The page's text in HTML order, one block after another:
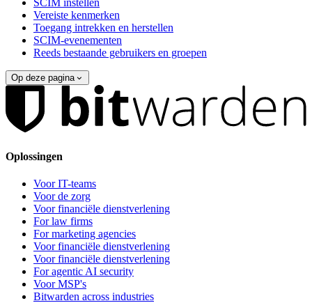
SCIM instellen
Vereiste kenmerken
Toegang intrekken en herstellen
SCIM-evenementen
Reeds bestaande gebruikers en groepen
Op deze pagina
Oplossingen
Voor IT-teams
Voor de zorg
Voor financiële dienstverlening
For law firms
For marketing agencies
Voor financiële dienstverlening
Voor financiële dienstverlening
For agentic AI security
Voor MSP's
Bitwarden across industries